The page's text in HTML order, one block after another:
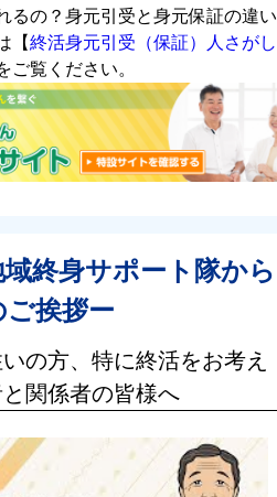
るの？身元引受と身元保証の違
【終活身元引受（保証）人さが
ご覧ください。
終身サポート隊から
ご挨拶ー
の方、特に終活をお考え
関係者の皆様へ